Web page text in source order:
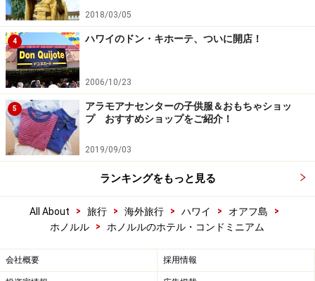
2018/03/05
4 ハワイのドン・キホーテ、ついに開店！
2006/10/23
5
アラモアナセンターの子供服＆おもちゃショッ
プ おすすめショップをご紹介！
2019/09/03
ランキングをもっと見る
All About > 旅行 > 海外旅行 > ハワイ > オアフ島
>
ホノルル
> ホノルルのホテル・コンドミニアム
会社概要 採用情報